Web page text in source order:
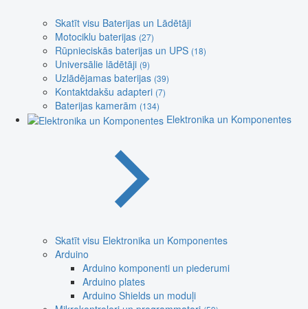
Skatīt visu Baterijas un Lādētāji
Motociklu baterijas (27)
Rūpnieciskās baterijas un UPS (18)
Universālie lādētāji (9)
Uzlādējamas baterijas (39)
Kontaktdakšu adapteri (7)
Baterijas kamerām (134)
Elektronika un Komponentes
Skatīt visu Elektronika un Komponentes
Arduino
Arduino komponenti un piederumi
Arduino plates
Arduino Shields un moduļi